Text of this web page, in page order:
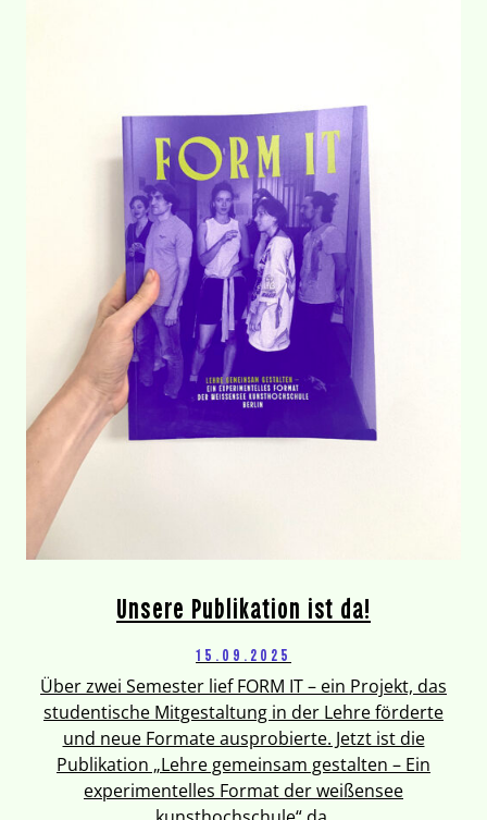
Unsere Publikation ist da!
15.09.2025
Über zwei Semester lief FORM IT – ein Projekt, das
studentische Mitgestaltung in der Lehre förderte
und neue Formate ausprobierte. Jetzt ist die
Publikation „Lehre gemeinsam gestalten – Ein
experimentelles Format der weißensee